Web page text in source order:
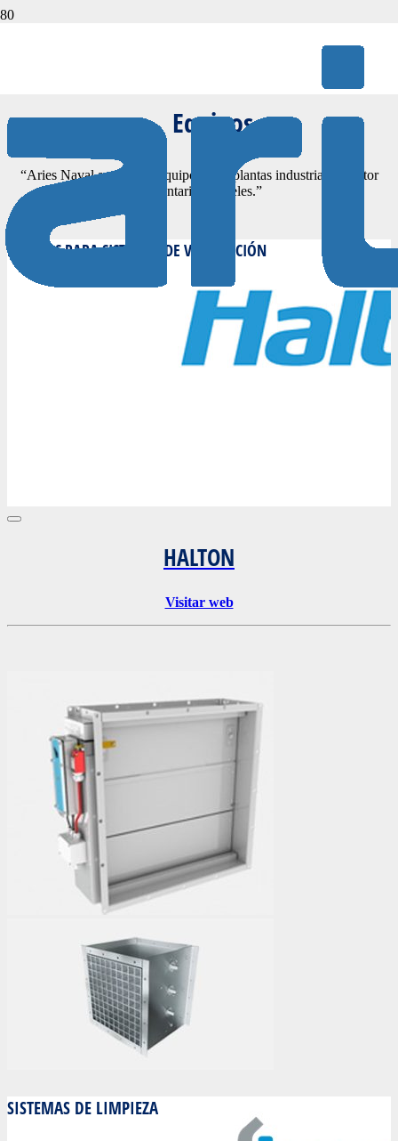
Equipos
“Aries Naval suministra equipos para plantas industriales, sector
alimentario y túneles.”
EQUIPOS PARA SISTEMAS DE VENTILACIÓN
HALTON
Visitar web
SISTEMAS DE LIMPIEZA